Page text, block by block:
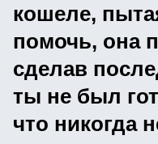
кошеле,
помочь, она
сделав
ты не был
что никогда